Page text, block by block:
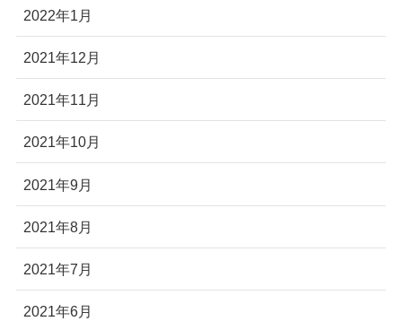
2022年1月
2021年12月
2021年11月
2021年10月
2021年9月
2021年8月
2021年7月
2021年6月